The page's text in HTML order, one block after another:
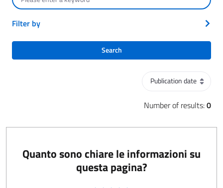
Sort order
Number of results:0
Filter by
Search
Quanto sono chiare le informazioni su
questa pagina?